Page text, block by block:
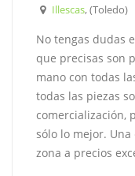
Illescas, (Toledo)
No tengas dudas
que precisas son
mano con todas
todas las piezas
comercialización,
sólo lo mejor.
zona a precios